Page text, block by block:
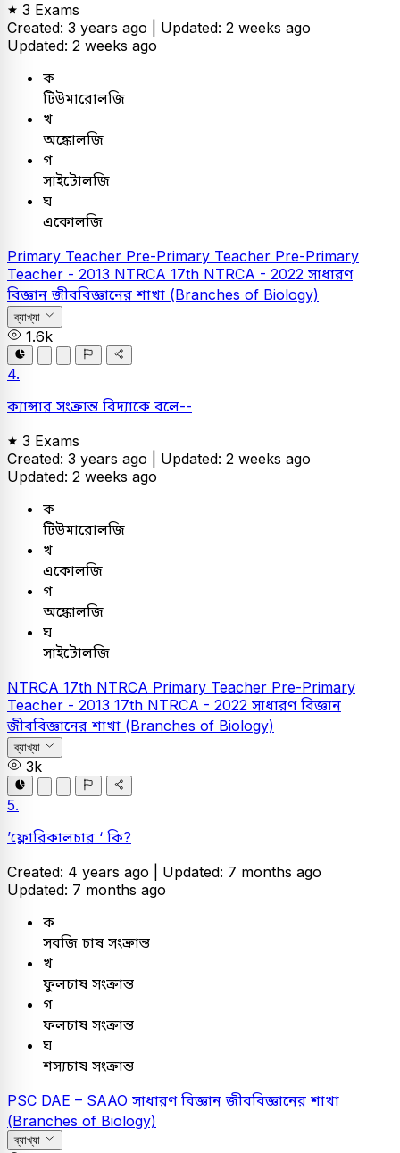
3 Exams
Created: 3 years ago | Updated: 2 weeks ago
Updated: 2 weeks ago
ক
টিউমারোলজি
খ
অঙ্কোলজি
গ
সাইটোলজি
ঘ
একোলজি
Primary Teacher Pre-Primary Teacher Pre-Primary
Teacher - 2013 NTRCA 17th NTRCA - 2022 সাধারণ
বিজ্ঞানজীববিজ্ঞানের শাখা (Branches of Biology)
ব্যাখ্যা
1.6k
4.
ক্যান্সার সংক্রান্ত বিদ্যাকে বলে--
3 Exams
Created: 3 years ago | Updated: 2 weeks ago
Updated: 2 weeks ago
ক
টিউমারোলজি
খ
একোলজি
গ
অঙ্কোলজি
ঘ
সাইটোলজি
NTRCA 17th NTRCA Primary Teacher Pre-Primary
Teacher - 2013 17th NTRCA - 2022 সাধারণ বিজ্ঞান
জীববিজ্ঞানের শাখা (Branches of Biology)
ব্যাখ্যা
3k
5.
’ফ্লোরিকালচার ‘ কি?
Created: 4 years ago | Updated: 7 months ago
Updated: 7 months ago
ক
সবজি চাষ সংক্রান্ত
খ
ফুলচাষ সংক্রান্ত
গ
ফলচাষ সংক্রান্ত
ঘ
শস্যচাষ সংক্রান্ত
PSC DAE – SAAO সাধারণ বিজ্ঞানজীববিজ্ঞানের শাখা
(Branches of Biology)
ব্যাখ্যা